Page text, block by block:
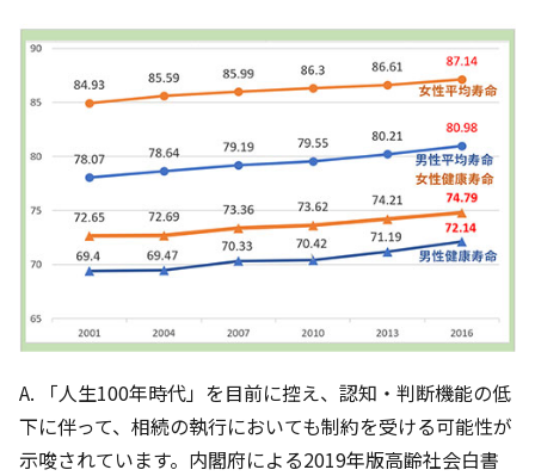
A. 「人生100年時代」を目前に控え、認知・判断機能の低
下に伴って、相続の執行においても制約を受ける可能性が
示唆されています。内閣府による2019年版高齢社会白書